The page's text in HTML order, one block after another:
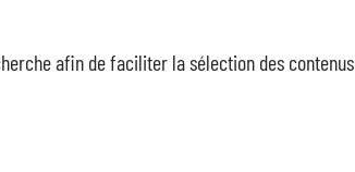
afin de faciliter la sélection des contenus